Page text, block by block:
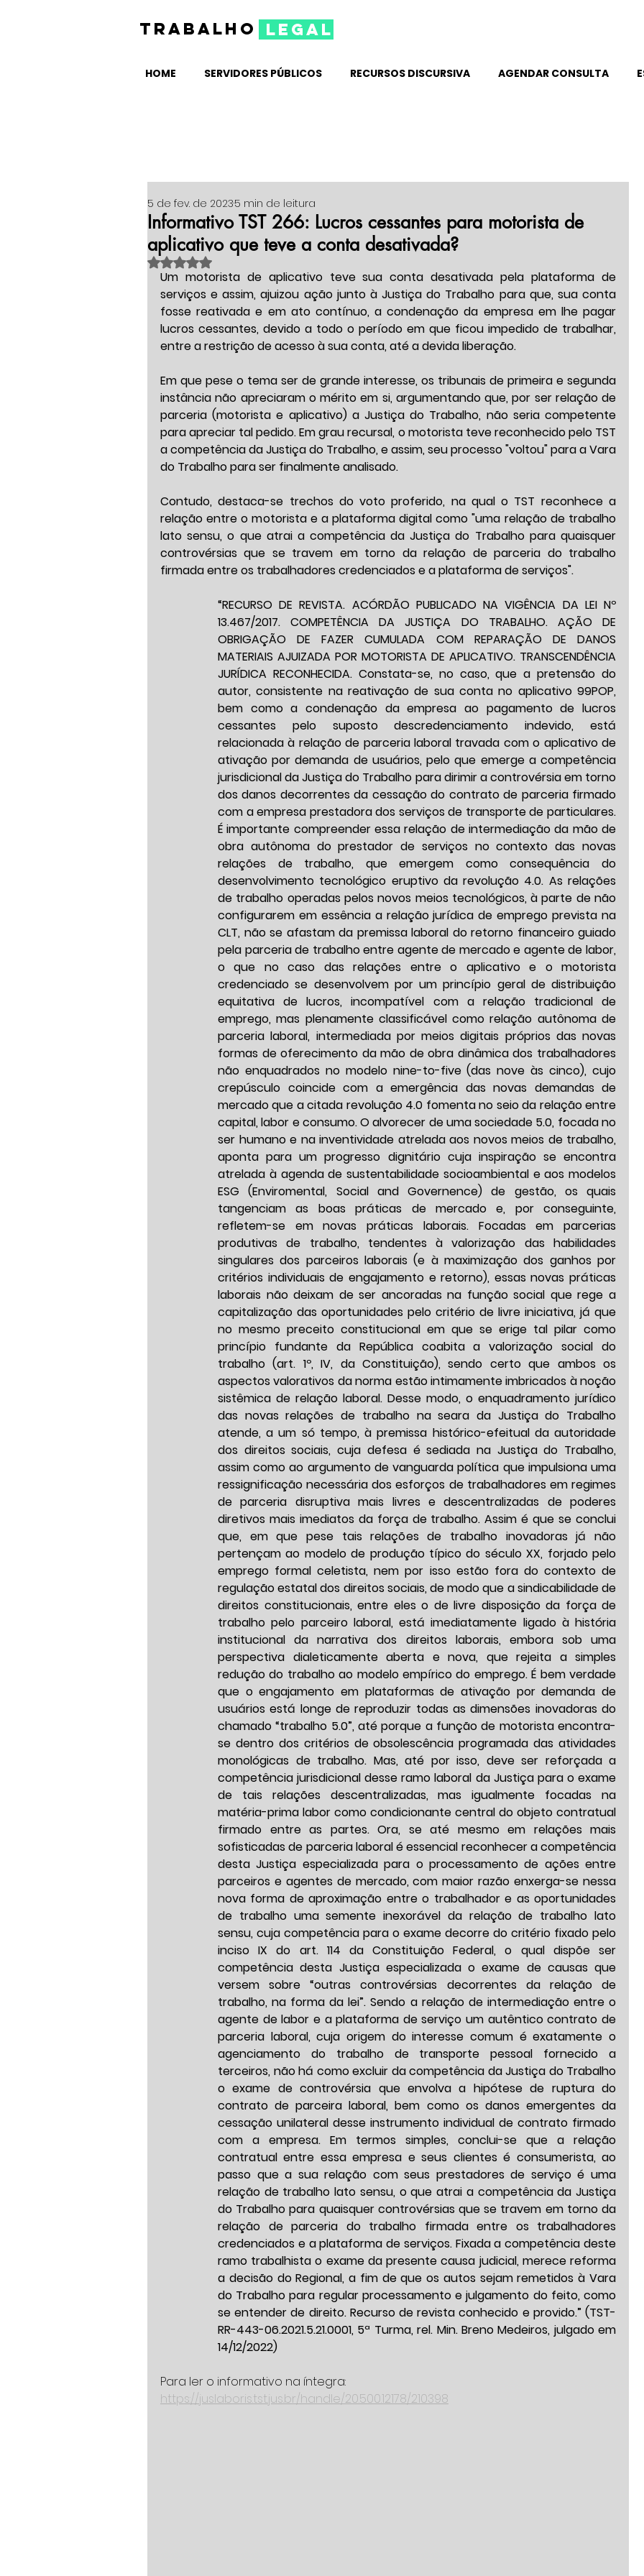
TRABALHO legal
HOME SERVIDORES PÚBLICOS RECURSOS DISCURSIVA AGENDAR CONSULTA
Informativo TST 266: Lucros cessantes para motorista de
aplicativo que teve a conta desativada?
5 de fev. de 20235 min de leitura
Avaliado com NaN de 5 estrelas.
Um motorista de aplicativo teve sua conta desativada pela plataforma de
serviços e assim, ajuizou ação junto à Justiça do Trabalho para que, sua conta
fosse reativada e em ato contínuo, a condenação da empresa em lhe pagar
lucros cessantes, devido a todo o período em que ficou impedido de trabalhar,
entre a restrição de acesso à sua conta, até a devida liberação.
Em que pese o tema ser de grande interesse, os tribunais de primeira e segunda
instância não apreciaram o mérito em si, argumentando que, por ser relação de
parceria (motorista e aplicativo) a Justiça do Trabalho, não seria competente
para apreciar tal pedido. Em grau recursal, o motorista teve reconhecido pelo TST
a competência da Justiça do Trabalho, e assim, seu processo "voltou" para a Vara
do Trabalho para ser finalmente analisado.
Contudo, destaca-se trechos do voto proferido, na qual o TST reconhece a
relação entre o motorista e a plataforma digital como "uma relação de trabalho
lato sensu, o que atrai a competência da Justiça do Trabalho para quaisquer
controvérsias que se travem em torno da relação de parceria do trabalho
firmada entre os trabalhadores credenciados e a plataforma de serviços".
“RECURSO DE REVISTA. ACÓRDÃO PUBLICADO NA VIGÊNCIA DA LEI Nº
13.467/2017. COMPETÊNCIA DA JUSTIÇA DO TRABALHO. AÇÃO DE
OBRIGAÇÃO DE FAZER CUMULADA COM REPARAÇÃO DE DANOS
MATERIAIS AJUIZADA POR MOTORISTA DE APLICATIVO. TRANSCENDÊNCIA
JURÍDICA RECONHECIDA. Constata-se, no caso, que a pretensão do
autor, consistente na reativação de sua conta no aplicativo 99POP,
bem como a condenação da empresa ao pagamento de lucros
cessantes pelo suposto descredenciamento indevido, está
relacionada à relação de parceria laboral travada com o aplicativo de
ativação por demanda de usuários, pelo que emerge a competência
jurisdicional da Justiça do Trabalho para dirimir a controvérsia em torno
dos danos decorrentes da cessação do contrato de parceria firmado
com a empresa prestadora dos serviços de transporte de particulares.
É importante compreender essa relação de intermediação da mão de
obra autônoma do prestador de serviços no contexto das novas
relações de trabalho, que emergem como consequência do
desenvolvimento tecnológico eruptivo da revolução 4.0. As relações
de trabalho operadas pelos novos meios tecnológicos, à parte de não
configurarem em essência a relação jurídica de emprego prevista na
CLT, não se afastam da premissa laboral do retorno financeiro guiado
pela parceria de trabalho entre agente de mercado e agente de labor,
o que no caso das relações entre o aplicativo e o motorista
credenciado se desenvolvem por um princípio geral de distribuição
equitativa de lucros, incompatível com a relação tradicional de
emprego, mas plenamente classificável como relação autônoma de
parceria laboral, intermediada por meios digitais próprios das novas
formas de oferecimento da mão de obra dinâmica dos trabalhadores
não enquadrados no modelo nine-to-five (das nove às cinco), cujo
crepúsculo coincide com a emergência das novas demandas de
mercado que a citada revolução 4.0 fomenta no seio da relação entre
capital, labor e consumo. O alvorecer de uma sociedade 5.0, focada no
ser humano e na inventividade atrelada aos novos meios de trabalho,
aponta para um progresso dignitário cuja inspiração se encontra
atrelada à agenda de sustentabilidade socioambiental e aos modelos
ESG (Enviromental, Social and Governence) de gestão, os quais
tangenciam as boas práticas de mercado e, por conseguinte,
refletem-se em novas práticas laborais. Focadas em parcerias
produtivas de trabalho, tendentes à valorização das habilidades
singulares dos parceiros laborais (e à maximização dos ganhos por
critérios individuais de engajamento e retorno), essas novas práticas
laborais não deixam de ser ancoradas na função social que rege a
capitalização das oportunidades pelo critério de livre iniciativa, já que
no mesmo preceito constitucional em que se erige tal pilar como
princípio fundante da República coabita a valorização social do
trabalho (art. 1º, IV, da Constituição), sendo certo que ambos os
aspectos valorativos da norma estão intimamente imbricados à noção
sistêmica de relação laboral. Desse modo, o enquadramento jurídico
das novas relações de trabalho na seara da Justiça do Trabalho
atende, a um só tempo, à premissa histórico-efeitual da autoridade
dos direitos sociais, cuja defesa é sediada na Justiça do Trabalho,
assim como ao argumento de vanguarda política que impulsiona uma
ressignificação necessária dos esforços de trabalhadores em regimes
de parceria disruptiva mais livres e descentralizadas de poderes
diretivos mais imediatos da força de trabalho. Assim é que se conclui
que, em que pese tais relações de trabalho inovadoras já não
pertençam ao modelo de produção típico do século XX, forjado pelo
emprego formal celetista, nem por isso estão fora do contexto de
regulação estatal dos direitos sociais, de modo que a sindicabilidade de
direitos constitucionais, entre eles o de livre disposição da força de
trabalho pelo parceiro laboral, está imediatamente ligado à história
institucional da narrativa dos direitos laborais, embora sob uma
perspectiva dialeticamente aberta e nova, que rejeita a simples
redução do trabalho ao modelo empírico do emprego. É bem verdade
que o engajamento em plataformas de ativação por demanda de
usuários está longe de reproduzir todas as dimensões inovadoras do
chamado “trabalho 5.0”, até porque a função de motorista encontra-
se dentro dos critérios de obsolescência programada das atividades
monológicas de trabalho. Mas, até por isso, deve ser reforçada a
competência jurisdicional desse ramo laboral da Justiça para o exame
de tais relações descentralizadas, mas igualmente focadas na
matéria-prima labor como condicionante central do objeto contratual
firmado entre as partes. Ora, se até mesmo em relações mais
sofisticadas de parceria laboral é essencial reconhecer a competência
desta Justiça especializada para o processamento de ações entre
parceiros e agentes de mercado, com maior razão enxerga-se nessa
nova forma de aproximação entre o trabalhador e as oportunidades
de trabalho uma semente inexorável da relação de trabalho lato
sensu, cuja competência para o exame decorre do critério fixado pelo
inciso IX do art. 114 da Constituição Federal, o qual dispõe ser
competência desta Justiça especializada o exame de causas que
versem sobre “outras controvérsias decorrentes da relação de
trabalho, na forma da lei”. Sendo a relação de intermediação entre o
agente de labor e a plataforma de serviço um autêntico contrato de
parceria laboral, cuja origem do interesse comum é exatamente o
agenciamento do trabalho de transporte pessoal fornecido a
terceiros, não há como excluir da competência da Justiça do Trabalho
o exame de controvérsia que envolva a hipótese de ruptura do
contrato de parceira laboral, bem como os danos emergentes da
cessação unilateral desse instrumento individual de contrato firmado
com a empresa. Em termos simples, conclui-se que a relação
contratual entre essa empresa e seus clientes é consumerista, ao
passo que a sua relação com seus prestadores de serviço é uma
relação de trabalho lato sensu, o que atrai a competência da Justiça
do Trabalho para quaisquer controvérsias que se travem em torno da
relação de parceria do trabalho firmada entre os trabalhadores
credenciados e a plataforma de serviços. Fixada a competência deste
ramo trabalhista o exame da presente causa judicial, merece reforma
a decisão do Regional, a fim de que os autos sejam remetidos à Vara
do Trabalho para regular processamento e julgamento do feito, como
se entender de direito. Recurso de revista conhecido e provido.” (TST-
RR-443-06.2021.5.21.0001, 5ª Turma, rel. Min. Breno Medeiros, julgado em
14/12/2022)
Para ler o informativo na íntegra:
https://juslaboris.tst.jus.br/handle/20.500.12178/210398